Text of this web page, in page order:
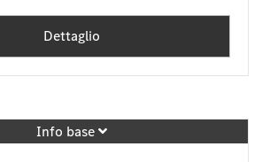
Dettaglio
Info base